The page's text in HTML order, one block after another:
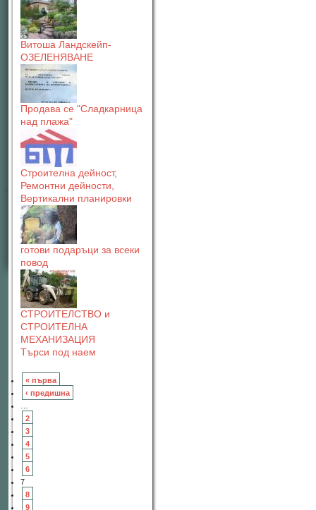
Витоша Ландскейп-
ОЗЕЛЕНЯВАНЕ
Продава се "Сладкарница
над плажа"
Строителна дейност,
Ремонтни дейности,
Вертикални планировки
готови подаръци за всеки
повод
СТРОИТЕЛСТВО и
СТРОИТЕЛНА
МЕХАНИЗАЦИЯ
Търси под наем
« първа
‹ предишна
…
2
3
4
5
6
7
8
9